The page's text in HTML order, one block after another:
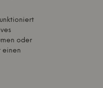
oder
einen